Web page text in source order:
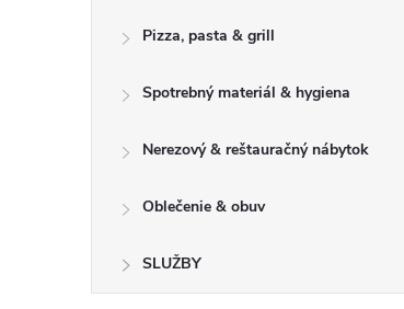
Pizza, pasta & grill
Spotrebný materiál & hygiena
Nerezový & reštauračný nábytok
Oblečenie & obuv
SLUŽBY